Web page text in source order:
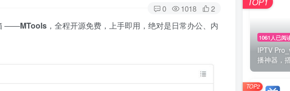
0 1018 2
——MTools ，全程开源免费，上手即用，绝对是日常办公、内
1061人已阅
IPTV
播神器，
TOP2